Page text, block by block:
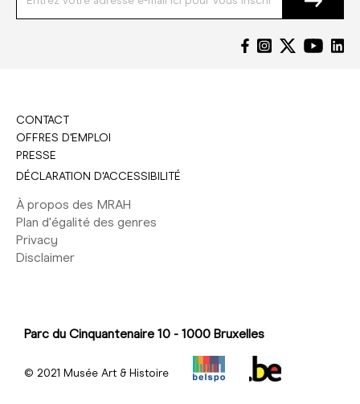
CONTACT
OFFRES D'EMPLOI
PRESSE
DÉCLARATION D'ACCESSIBILITÉ
À propos des MRAH
Plan d'égalité des genres
Privacy
Disclaimer
Parc du Cinquantenaire 10 - 1000 Bruxelles
© 2021 Musée Art & Histoire